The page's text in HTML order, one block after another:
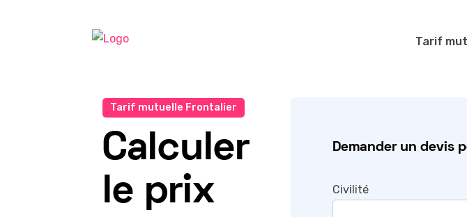
Tarif
Tarif mutuelle Frontalier
Calculer
le prix
Demander un devis
Civilité